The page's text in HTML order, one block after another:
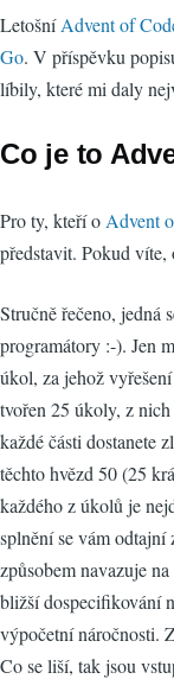
LetošníAdvent of
Go. V příspěvku
líbily, které mi daly
Co je to
Pro ty, kteří o Advent
představit. Pokud víte,
Stručně řečeno, jedná
programátory :-). Jen
úkol, za jehož
tvořen 25 úkoly, z
každé části dostanete
těchto hvězd 50 (25
každého z úkolů je
splnění se vám odtajní
způsobem navazuje
bližší dospecifikování
výpočetní náročnosti.
Co se liší, tak jsou